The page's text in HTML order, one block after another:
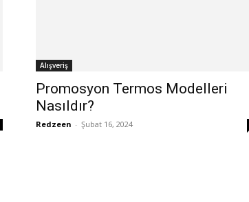
Alışveriş
Promosyon Termos Modelleri
Nasıldır?
Redzeen - Şubat 16, 2024